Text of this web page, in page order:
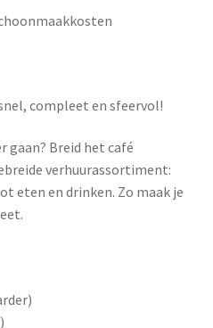
compleet en sfeervol!
gaan? Breid het café
verhuurassortiment:
eten en drinken. Zo maak je